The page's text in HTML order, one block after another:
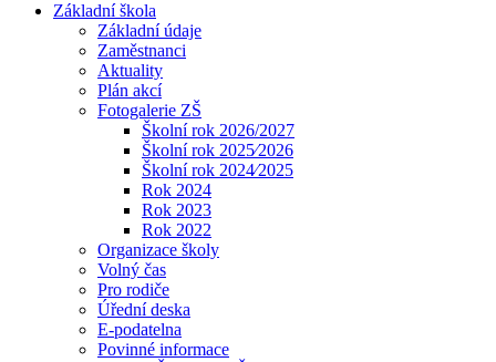
Základní škola
Základní údaje
Zaměstnanci
Aktuality
Plán akcí
Fotogalerie ZŠ
Školní rok 2026/2027
Školní rok 2025⁄2026
Školní rok 2024⁄2025
Rok 2024
Rok 2023
Rok 2022
Organizace školy
Volný čas
Pro rodiče
Úřední deska
E-podatelna
Povinné informace